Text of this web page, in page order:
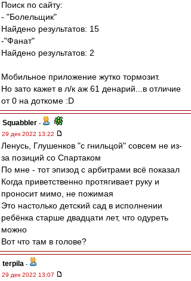
Поиск по сайту:
- "Болельщик"
Найдено результатов: 15
-"Фанат"
Найдено результатов: 2
Мобильное приложение жутко тормозит.
Но зато кажет в л/к аж 61 денарий...в отличие
от 0 на доткоме :D
Squabbler -
29 дек 2022 13:22
Ленусь, Глушенков "с гнильцой" совсем не из-
за позиций со Спартаком
По мне - тот эпизод с арбитрами всё показал
Когда приветственно протягивает руку и
проносит мимо, не пожимая
Это настолько детский сад в исполнении
ребёнка старше двадцати лет, что одуреть
можно
Вот что там в голове?
terpila -
29 дек 2022 13:07